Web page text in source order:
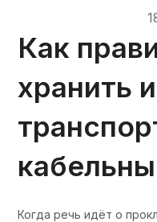
Как
хранить и
Когда речь идёт о